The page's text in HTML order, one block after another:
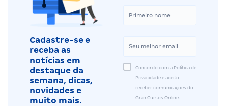
Cadastre-se e
receba as
notícias em
destaque da
semana, dicas,
novidades e
muito mais.
Concordo com a Política de
Privacidade e aceito
receber comunicações do
Gran Cursos Online.